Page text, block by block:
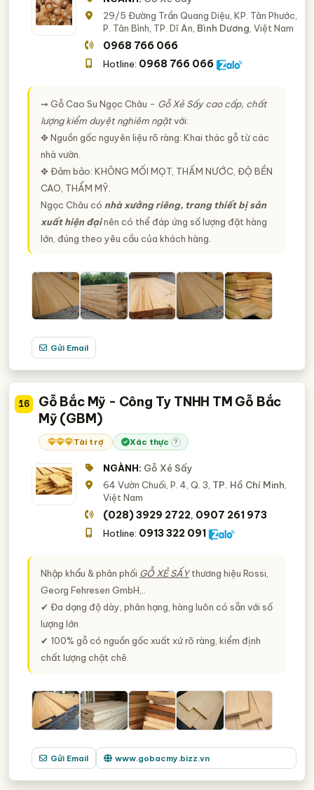
29/5 Đường Trần Quang Diệu, KP. Tân Phước,
P. Tân Bình, TP. Dĩ An, Bình Dương, Việt Nam
0968 766 066
Hotline: 0968 766 066
➞ Gỗ Cao Su Ngọc Châu - Gỗ Xẻ Sấy cao cấp, chất
lượng kiểm duyệt nghiêm ngặtvới:
✥ Nguồn gốc nguyên liệu rõ ràng: Khai thác gỗ từ các
nhà vườn.
✥ Đảm bảo: KHÔNG MỐI MỌT, THẤM NƯỚC, ĐỘ BỀN
CAO, THẨM MỸ.
Ngọc Châu có nhà xưởng riêng, trang thiết bị sản
xuất hiện đạinên có thể đáp ứng số lượng đặt hàng
lớn, đúng theo yêu cầu của khách hàng.
Gửi Email
16
Gỗ Bắc Mỹ - Công Ty TNHH TM Gỗ Bắc
Mỹ (GBM)
Tài trợ Xác thực ?
NGÀNH: Gỗ Xẻ Sấy
64 Vườn Chuối, P. 4, Q. 3, TP. Hồ Chí Minh
Việt Nam
(028) 3929 2722, 0907 261 973
Hotline: 0913 322 091
Nhập khẩu & phân phối GỖ XẺ SẤYthương hiệu Rossi,
Georg Fehresen GmbH,..
✔ Đa dạng độ dày, phân hạng, hàng luôn có sẵn với số
lượng lớn
✔ 100% gỗ có nguồn gốc xuất xứ rõ ràng, kiểm định
chất lượng chặt chẽ.
Gửi Email www.gobacmy.bizz.vn